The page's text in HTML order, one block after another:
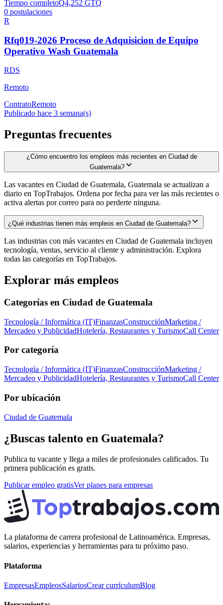
Tiempo completoQ4,252 GTQ
0 postulaciones
R
Rfq019-2026 Proceso de Adquisicion de Equipo
Operativo Wash Guatemala
RDS
Remoto
ContratoRemoto
Publicado hace 3 semana(s)
Preguntas frecuentes
¿Cómo encuentro los empleos más recientes en Ciudad de
Guatemala?
Las vacantes en Ciudad de Guatemala, Guatemala se actualizan a
diario en TopTrabajos. Ordena por fecha para ver las más recientes o
activa alertas por correo para no perderte ninguna.
¿Qué industrias tienen más empleos en Ciudad de Guatemala?
Las industrias con más vacantes en Ciudad de Guatemala incluyen
tecnología, ventas, servicio al cliente y administración. Explora
todas las categorías en TopTrabajos.
Explorar más empleos
Categorías en Ciudad de Guatemala
Tecnología / Informática (IT)FinanzasConstrucciónMarketing /
Mercadeo y PublicidadHotelería, Restaurantes y TurismoCall Center
Por categoría
Tecnología / Informática (IT)FinanzasConstrucciónMarketing /
Mercadeo y PublicidadHotelería, Restaurantes y TurismoCall Center
Por ubicación
Ciudad de Guatemala
¿Buscas talento en Guatemala?
Publica tu vacante y llega a miles de profesionales calificados. Tu
primera publicación es gratis.
Publicar empleo gratisVer planes para empresas
La plataforma de carrera profesional de Latinoamérica. Empresas,
salarios, experiencias y herramientas para tu próximo paso.
Plataforma
EmpresasEmpleosSalariosCrear currículumBlog